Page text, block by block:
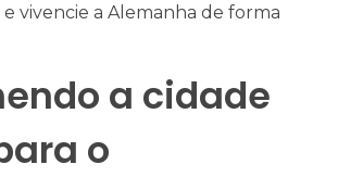
vivencie a Alemanha de forma
a cidade
o